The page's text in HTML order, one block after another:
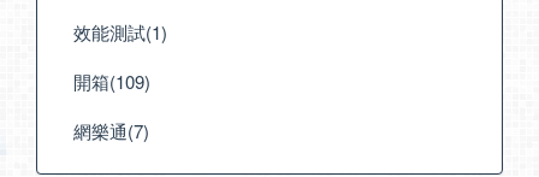
效能測試(1)
開箱(109)
網樂通(7)